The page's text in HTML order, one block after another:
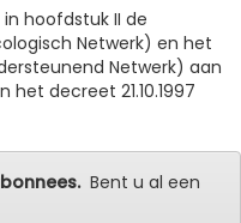
hoofdstuk II de
Netwerk) en het
Netwerk) aan
decreet 21.10.1997
Bent u al een